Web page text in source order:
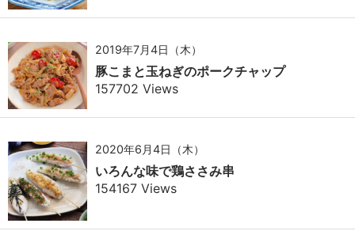
2019年7月4日（木）
豚こまと玉ねぎのポークチャップ
157702 Views
2020年6月4日（木）
いろんな味で鶏ささみ串
154167 Views